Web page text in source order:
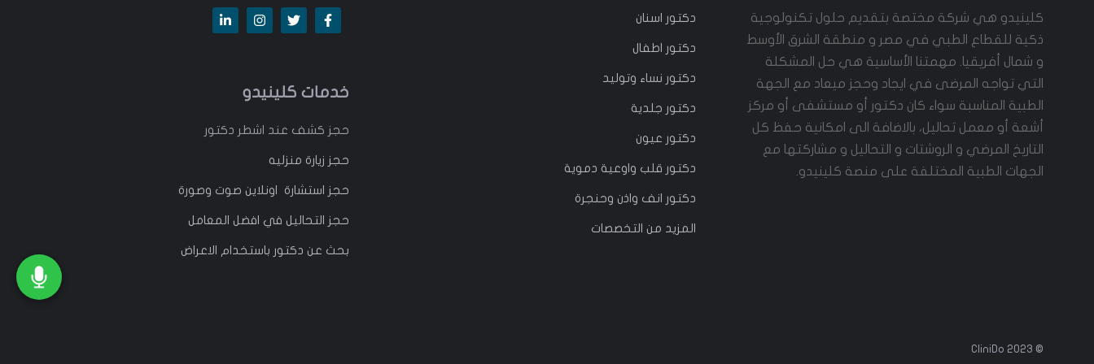
كلينيدو هي شركة مختصة بتقديم حلول تكنولوجية
ذكية للقطاع الطبي في مصر و منطقة الشرق الأوسط
و شمال أفريقيا. مهمتنا الأساسية هي حل المشكلة
التي تواجه المرضى في ايجاد وحجز ميعاد مع الجهة
الطبية المناسبة سواء كان دكتور أو مستشفى أو مركز
أشعة أو معمل تحاليل، بالاضافة الى امكانية حفظ كل
التاريخ المرضي و الروشتات و التحاليل و مشاركتها مع
الجهات الطبية المختلفة على منصة كلينيدو.
دكتور اسنان
دكتور اطفال
دكتور نساء وتوليد
دكتور جلدية
دكتور عيون
دكتور قلب واوعية دموية
دكتور انف واذن وحنجرة
المزيد من التخصصات
خدمات كلينيدو
حجز كشف عند اشطر دكتور
حجز زيارة منزليه
حجز استشارة اونلاين صوت وصورة
حجز التحاليل في افضل المعامل
بحث عن دكتور باستخدام الاعراض
© 2023 CliniDo